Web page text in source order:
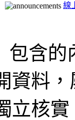
線
包含
資料
立核